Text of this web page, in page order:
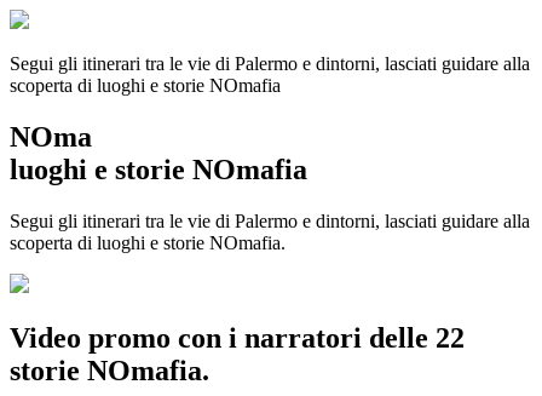
Segui gli itinerari tra le vie di Palermo e dintorni, lasciati guidare alla
scoperta di luoghi e storie NOmafia
NOma
luoghi e storie NOmafia
Segui gli itinerari tra le vie di Palermo e dintorni, lasciati guidare alla
scoperta di luoghi e storie NOmafia.
Video promo con i narratori delle 22
storie NOmafia.